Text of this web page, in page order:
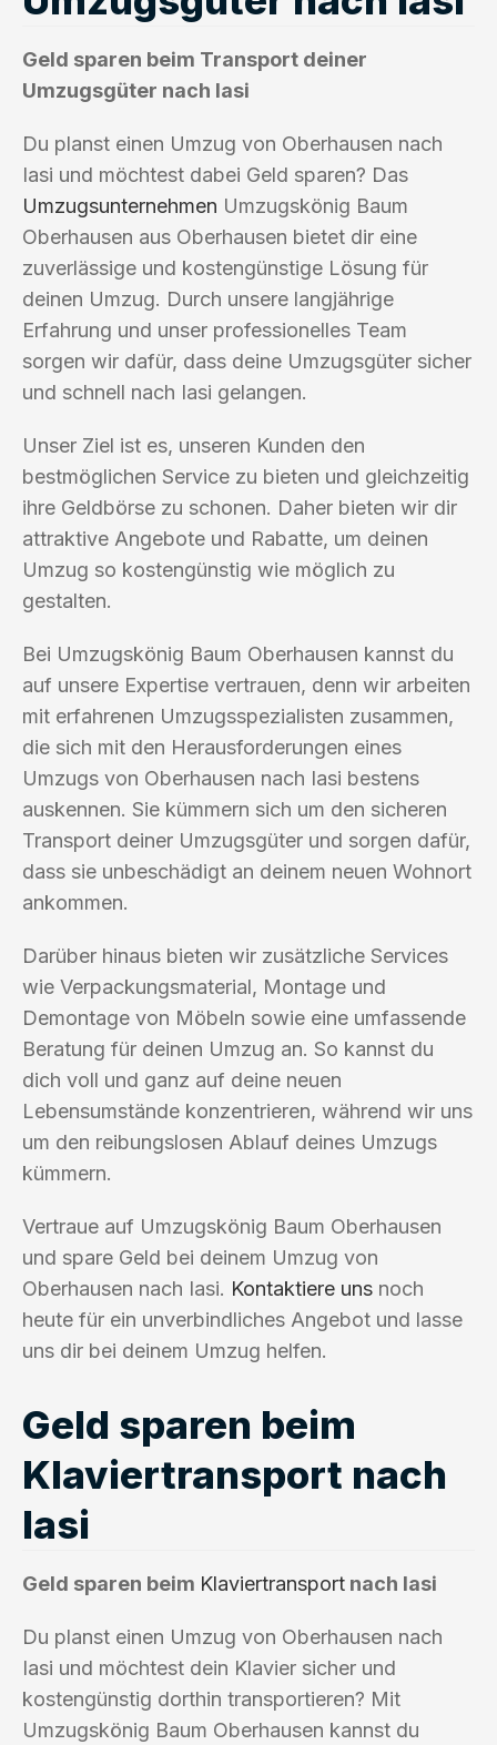
Geld sparen beim Transport deiner
Umzugsgüter nach Iasi
Du planst einen Umzug von Oberhausen nach
Iasi und möchtest dabei Geld sparen? Das
Umzugsunternehmen Umzugskönig Baum
Oberhausen aus Oberhausen bietet dir eine
zuverlässige und kostengünstige Lösung für
deinen Umzug. Durch unsere langjährige
Erfahrung und unser professionelles Team
sorgen wir dafür, dass deine Umzugsgüter sicher
und schnell nach Iasi gelangen.
Unser Ziel ist es, unseren Kunden den
bestmöglichen Service zu bieten und gleichzeitig
ihre Geldbörse zu schonen. Daher bieten wir dir
attraktive Angebote und Rabatte, um deinen
Umzug so kostengünstig wie möglich zu
gestalten.
Bei Umzugskönig Baum Oberhausen kannst du
auf unsere Expertise vertrauen, denn wir arbeiten
mit erfahrenen Umzugsspezialisten zusammen,
die sich mit den Herausforderungen eines
Umzugs von Oberhausen nach Iasi bestens
auskennen. Sie kümmern sich um den sicheren
Transport deiner Umzugsgüter und sorgen dafür,
dass sie unbeschädigt an deinem neuen Wohnort
ankommen.
Darüber hinaus bieten wir zusätzliche Services
wie Verpackungsmaterial, Montage und
Demontage von Möbeln sowie eine umfassende
Beratung für deinen Umzug an. So kannst du
dich voll und ganz auf deine neuen
Lebensumstände konzentrieren, während wir uns
um den reibungslosen Ablauf deines Umzugs
kümmern.
Vertraue auf Umzugskönig Baum Oberhausen
und spare Geld bei deinem Umzug von
Oberhausen nach Iasi. Kontaktiere uns noch
heute für ein unverbindliches Angebot und lasse
uns dir bei deinem Umzug helfen.
Geld sparen beim
Klaviertransport nach
Iasi
Geld sparen beim Klaviertransport nach Iasi
Du planst einen Umzug von Oberhausen nach
Iasi und möchtest dein Klavier sicher und
kostengünstig dorthin transportieren? Mit
Umzugskönig Baum Oberhausen kannst du